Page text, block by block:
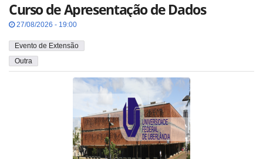
Curso de Apresentação de Dados
27/08/2026 - 19:00
Evento de Extensão
Outra